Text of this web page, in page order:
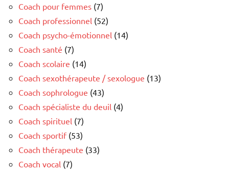
Coach pour femmes (7)
Coach professionnel (52)
Coach psycho-émotionnel (14)
Coach santé (7)
Coach scolaire (14)
Coach sexothérapeute / sexologue (13)
Coach sophrologue (43)
Coach spécialiste du deuil (4)
Coach spirituel (7)
Coach sportif(53)
Coach thérapeute (33)
Coach vocal (7)